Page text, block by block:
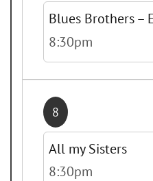
Blues Brothers –
8:30pm
8
All my Sisters
8:30pm